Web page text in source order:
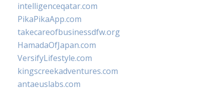
intelligenceqatar.com
PikaPikaApp.com
takecareofbusinessdfw.org
HamadaOfJapan.com
VersifyLifestyle.com
kingscreekadventures.com
antaeuslabs.com